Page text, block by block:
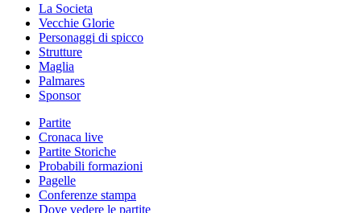
La Societa
Vecchie Glorie
Personaggi di spicco
Strutture
Maglia
Palmares
Sponsor
Partite
Cronaca live
Partite Storiche
Probabili formazioni
Pagelle
Conferenze stampa
Dove vedere le partite